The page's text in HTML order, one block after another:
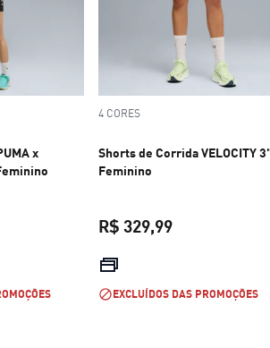
x
atual R$ 299,99
4 CORES
Shorts de Corrida VELOCITY
Feminino
R$ 329,99
EXCLUÍDOS DAS PROMOÇÕES